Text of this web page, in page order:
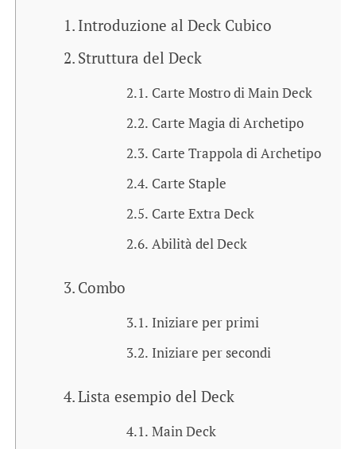
Introduzione al Deck Cubico
Struttura del Deck
Carte Mostro di Main Deck
Carte Magia di Archetipo
Carte Trappola di Archetipo
Carte Staple
Carte Extra Deck
Abilità del Deck
Combo
Iniziare per primi
Iniziare per secondi
Lista esempio del Deck
Main Deck